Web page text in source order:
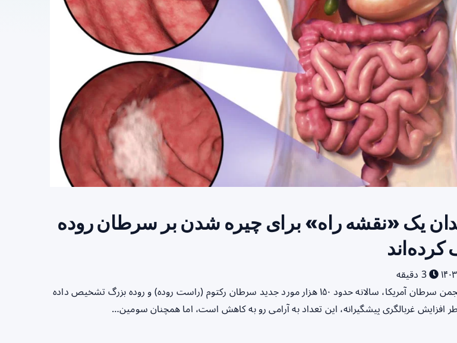
یک «نقشه راه» برای چیره شدن بر سرطان روده
3 دقیقه
طبق گزارش انجمن سرطان آمریکا، سالانه حدود ۱۵۰ هزار مورد جدید سرطان رکتوم (راست روده) و روده بزرگ تشخیص داده
افزایش غربالگری پیشگیرانه، این تعداد به آرامی رو به کاهش است، اما همچنان سومین…